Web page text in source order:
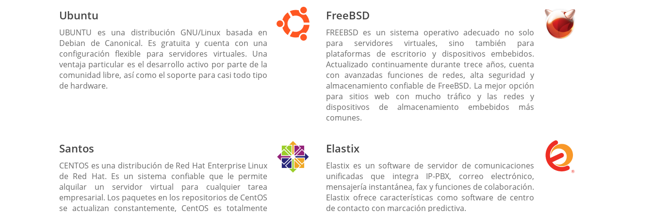
Ubuntu
UBUNTU es una distribución GNU/Linux basada en
Debian de Canonical. Es gratuita y cuenta con una
configuración flexible para servidores virtuales. Una
ventaja particular es el desarrollo activo por parte de la
comunidad libre, así como el soporte para casi todo tipo
de hardware.
FreeBSD
FREEBSD es un sistema operativo adecuado no solo
para servidores virtuales, sino también para
plataformas de escritorio y dispositivos embebidos.
Actualizado continuamente durante trece años, cuenta
con avanzadas funciones de redes, alta seguridad y
almacenamiento confiable de FreeBSD. La mejor opción
para sitios web con mucho tráfico y las redes y
dispositivos de almacenamiento embebidos más
comunes.
Santos
CENTOS es una distribución de Red Hat Enterprise Linux
de Red Hat. Es un sistema confiable que le permite
alquilar un servidor virtual para cualquier tarea
empresarial. Los paquetes en los repositorios de CentOS
se actualizan constantemente, CentOS es totalmente
Elastix
Elastix es un software de servidor de comunicaciones
unificadas que integra IP-PBX, correo electrónico,
mensajería instantánea, fax y funciones de colaboración.
Elastix ofrece características como software de centro
de contacto con marcación predictiva.